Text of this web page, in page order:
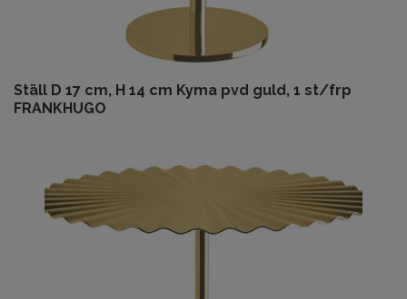
Ställ D 17 cm, H 14 cm Kyma pvd guld, 1 st/frp
FRANKHUGO